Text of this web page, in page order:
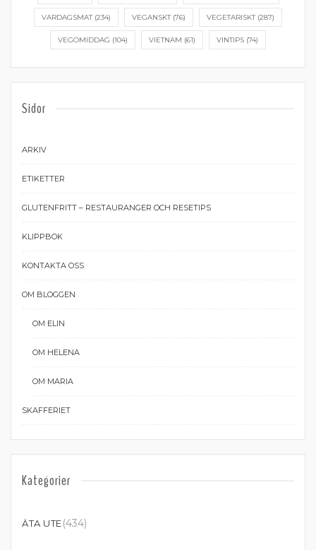
VARDAGSMAT(234) VEGANSKT(76) VEGETARISKT(287)
VEGOMIDDAG (104) VIETNAM (61) VINTIPS (74)
Sidor
ARKIV
ETIKETTER
GLUTENFRITT – RESTAURANGER OCH RESETIPS
KLIPPBOK
KONTAKTA OSS
OM BLOGGEN
OM ELIN
OM HELENA
OM MARIA
SKAFFERIET
Kategorier
ÄTA UTE(434)